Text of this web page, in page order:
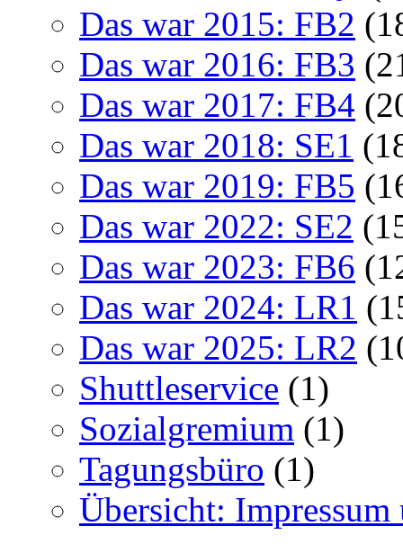
Das war 2015: FB2
Das war 2016: FB3
Das war 2017: FB4
Das war 2018: SE1
Das war 2019: FB5
Das war 2022: SE2
Das war 2023: FB6
Das war 2024: LR1
Das war 2025: LR2
Shuttleservice (1)
Sozialgremium (1)
Tagungsbüro (1)
Übersicht: Impressum